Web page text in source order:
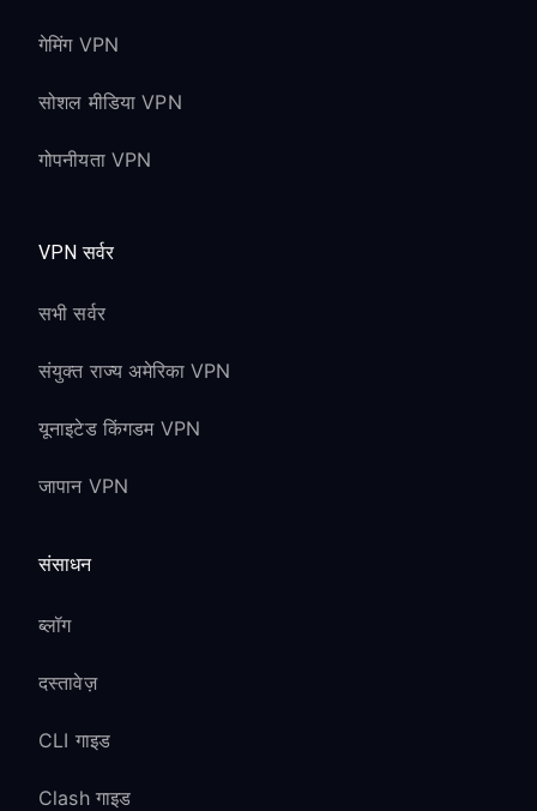
गेमिंग VPN
सोशल मीडिया VPN
गोपनीयता VPN
VPN सर्वर
सभी सर्वर
संयुक्त राज्य अमेरिका VPN
यूनाइटेड किंगडम VPN
जापान VPN
संसाधन
ब्लॉग
दस्तावेज़
CLI गाइड
Clash गाइड